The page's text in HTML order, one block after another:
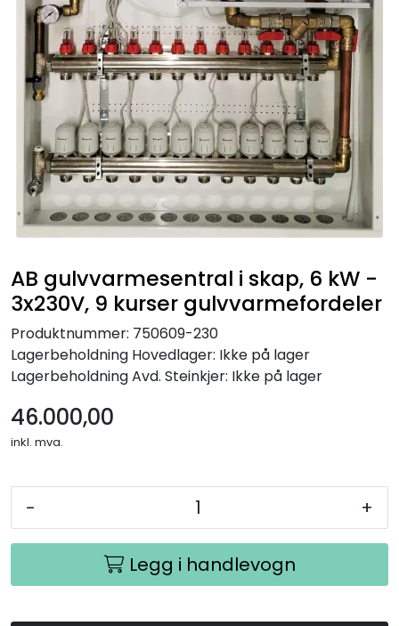
AB gulvvarmesentral i skap, 6 kW -
3x230V, 9 kurser gulvvarmefordeler
Produktnummer: 750609-230
Lagerbeholdning Hovedlager: Ikke på lager
LagerbeholdningAvd. Steinkjer: Ikke på lager
46.000,00
inkl. mva.
- +
Legg i handlevogn